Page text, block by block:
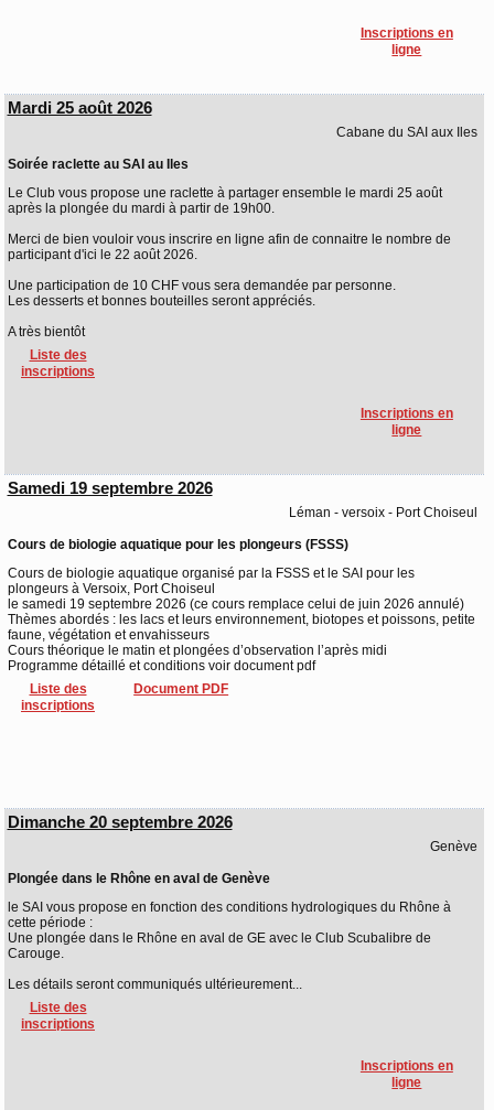
Inscriptions en
ligne
Mardi 25 août 2026
Cabane du SAI aux Iles
Soirée raclette au SAI au Iles
Le Club vous propose une raclette à partager ensemble le mardi 25 août
après la plongée du mardi à partir de 19h00.
Merci de bien vouloir vous inscrire en ligne afin de connaitre le nombre de
participant d'ici le 22 août 2026.
Une participation de 10 CHF vous sera demandée par personne.
Les desserts et bonnes bouteilles seront appréciés.
A très bientôt
Liste des
inscriptions
Inscriptions en
ligne
Samedi 19 septembre 2026
Léman - versoix - Port Choiseul
Cours de biologie aquatique pour les plongeurs (FSSS)
Cours de biologie aquatique organisé par la FSSS et le SAI pour les
plongeurs à Versoix, Port Choiseul
le samedi 19 septembre 2026 (ce cours remplace celui de juin 2026 annulé)
Thèmes abordés : les lacs et leurs environnement, biotopes et poissons, petite
faune, végétation et envahisseurs
Cours théorique le matin et plongées d’observation l’après midi
Programme détaillé et conditions voir document pdf
Liste des
inscriptions
Document PDF
Dimanche 20 septembre 2026
Genève
Plongée dans le Rhône en aval de Genève
le SAI vous propose en fonction des conditions hydrologiques du Rhône à
cette période :
Une plongée dans le Rhône en aval de GE avec le Club Scubalibre de
Carouge.
Les détails seront communiqués ultérieurement...
Liste des
inscriptions
Inscriptions en
ligne